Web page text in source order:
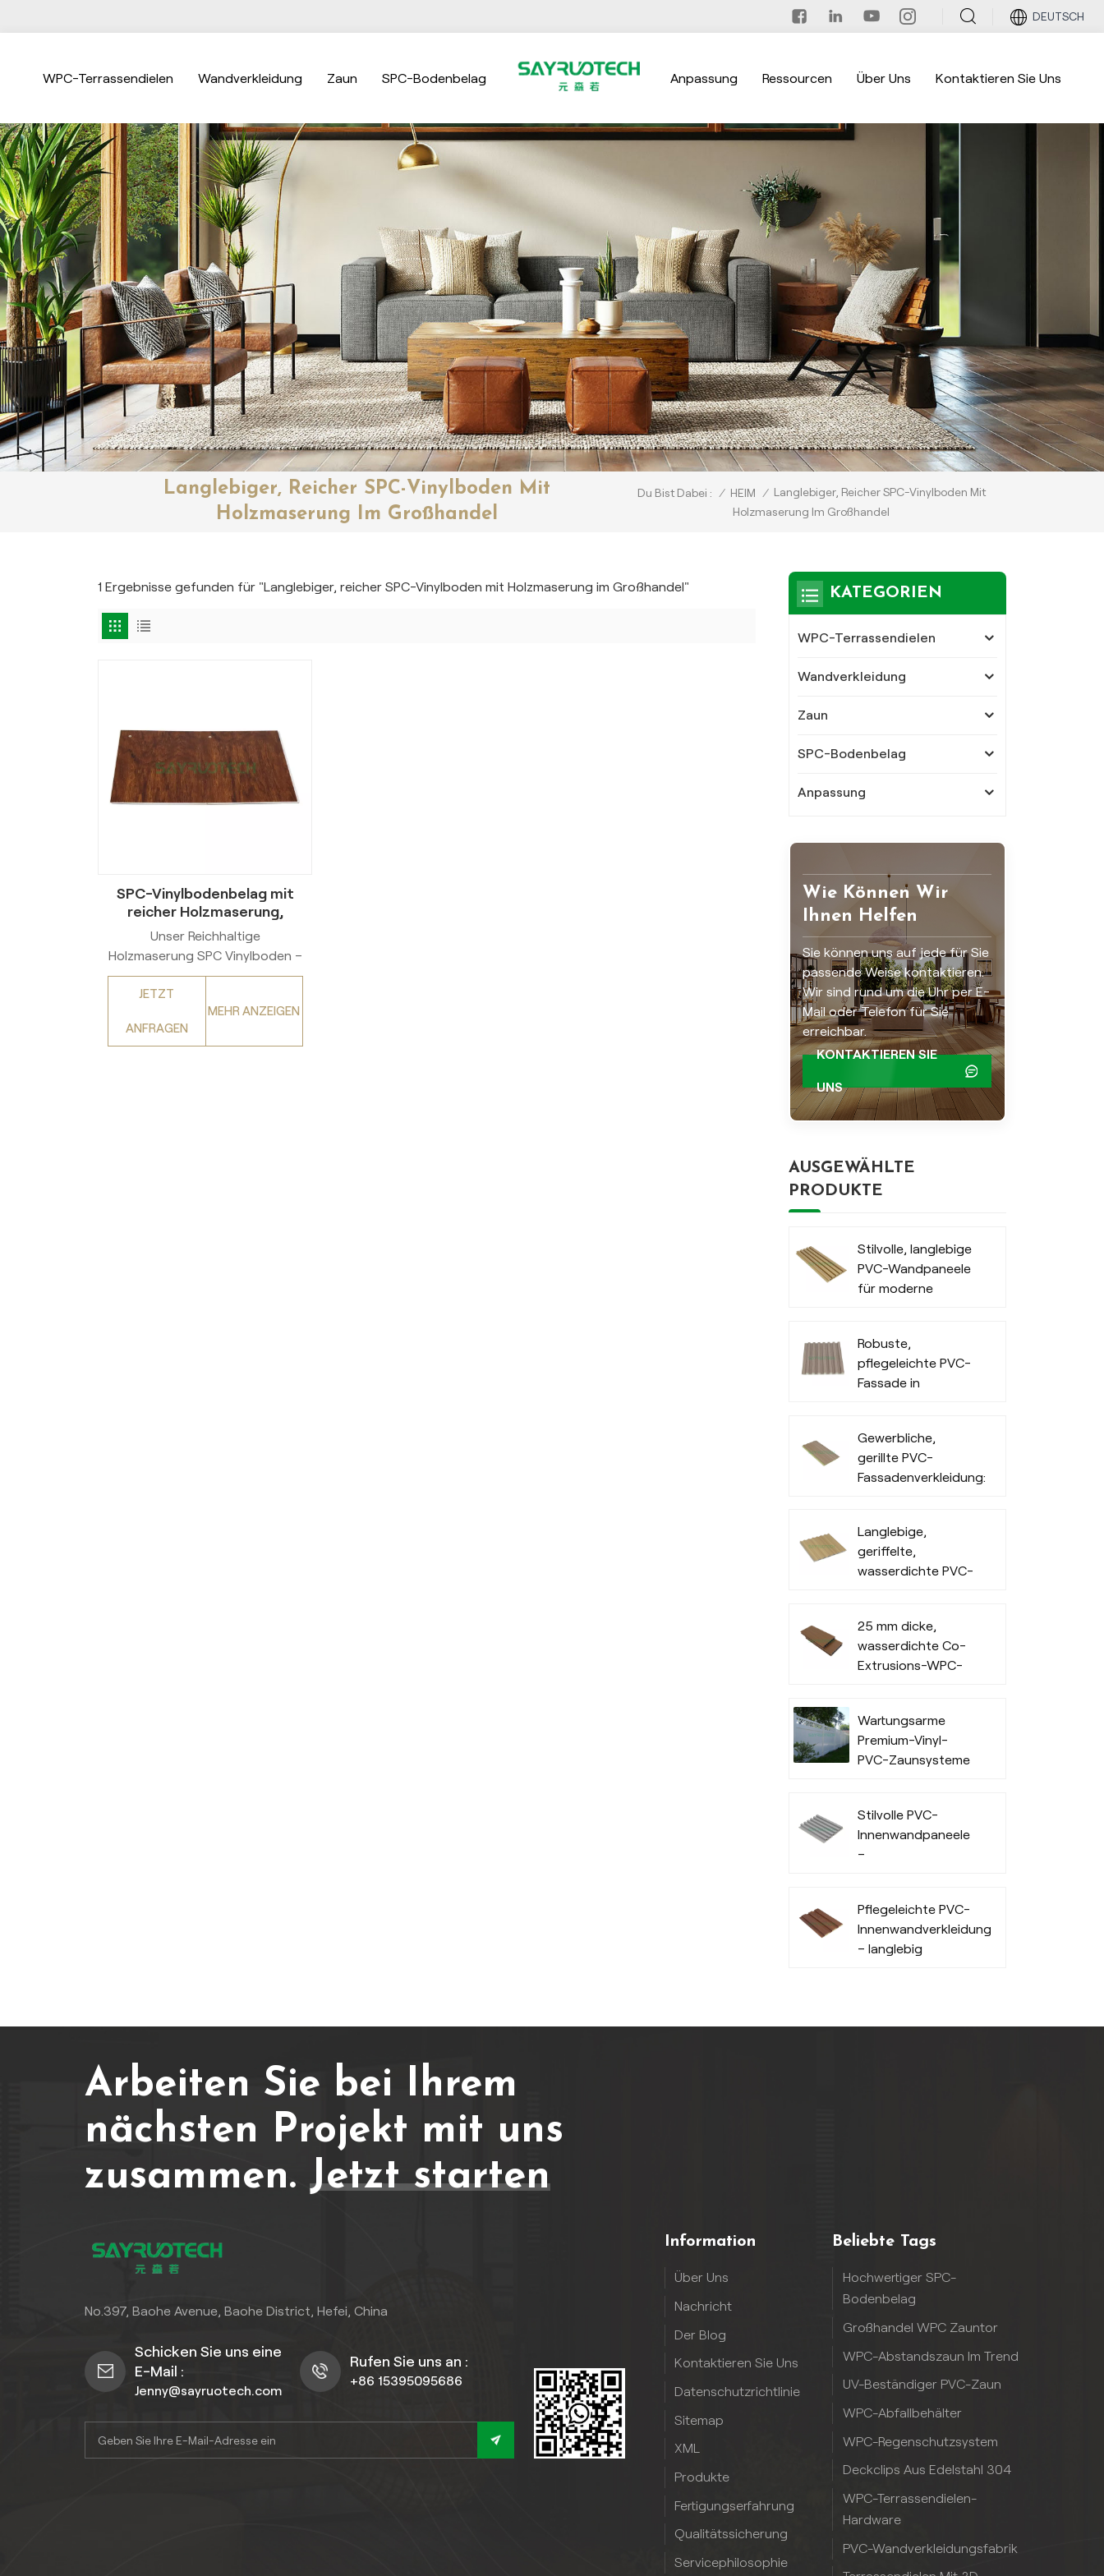
DEUTSCH
WPC-Terrassendielen Wandverkleidung Zaun SPC-Bodenbelag Anpassung Ressourcen Über Uns Kontaktieren Sie Uns
Langlebiger, Reicher SPC-Vinylboden Mit
Holzmaserung Im Großhandel
Du Bist Dabei : / HEIM / Langlebiger, Reicher SPC-Vinylboden Mit
Holzmaserung Im Großhandel
1 Ergebnisse gefunden für "Langlebiger, reicher SPC-Vinylboden mit Holzmaserung im Großhandel"
SPC-Vinylbodenbelag mit
reicher Holzmaserung,
Industriequalität,
strapazierfähig, für den
gewerblichen Großhandel
Unser Reichhaltige
Holzmaserung SPC Vinylboden –
eine robuste Bodenlösung für
außergewöhnliche Stärke.
Hergestellt aus hochwertigem
SPC (Stone Plastic Composite)
JETZT
ANFRAGEN
MEHR ANZEIGEN
KATEGORIEN
WPC-Terrassendielen
Wandverkleidung
Zaun
SPC-Bodenbelag
Anpassung
Wie Können Wir
Ihnen Helfen
Sie können uns auf jede für Sie
passende Weise kontaktieren.
Wir sind rund um die Uhr per E-
Mail oder Telefon für Sie
erreichbar.
KONTAKTIEREN SIE
UNS
AUSGEWÄHLTE
PRODUKTE
Stilvolle, langlebige
PVC-Wandpaneele
für moderne
Robuste,
pflegeleichte PVC-
Fassade in
Gewerbliche,
gerillte PVC-
Fassadenverkleidung:
für den
gewerblichen
Außenbereich
Langlebige,
geriffelte,
wasserdichte PVC-
Innenbereich
25 mm dicke,
wasserdichte Co-
Extrusions-WPC-
Wartungsarme
Premium-Vinyl-
PVC-Zaunsysteme
Stilvolle PVC-
Innenwandpaneele
–
Pflegeleichte PVC-
Innenwandverkleidungsplatten
– langlebig
Arbeiten Sie bei Ihrem
nächsten Projekt mit uns
zusammen.Jetzt starten
No.397, Baohe Avenue, Baohe District, Hefei, China
Schicken Sie uns eine
E-Mail :
Jenny@sayruotech.com
Rufen Sie uns an :
+86 15395095686
Information
Über Uns
Nachricht
Der Blog
Kontaktieren Sie Uns
Datenschutzrichtlinie
Sitemap
XML
Produkte
Fertigungserfahrung
Qualitätssicherung
Servicephilosophie
Beliebte Tags
Hochwertiger SPC-
Bodenbelag
Großhandel WPC Zauntor
WPC-Abstandszaun Im Trend
UV-Beständiger PVC-Zaun
WPC-Abfallbehälter
WPC-Regenschutzsystem
Deckclips Aus Edelstahl 304
WPC-Terrassendielen-
Hardware
PVC-Wandverkleidungsfabrik